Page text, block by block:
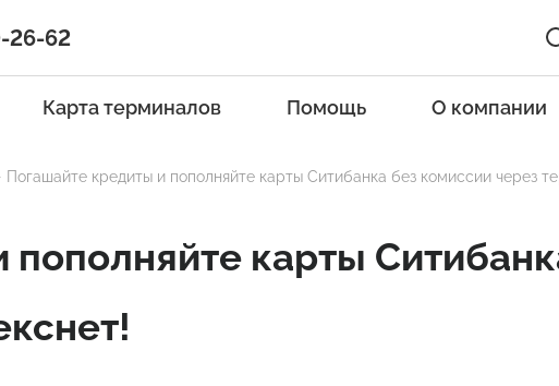
26-62
Карта терминалов Помощь О компании
Погашайте кредиты и пополняйте карты Ситибанка без комиссии через
карты